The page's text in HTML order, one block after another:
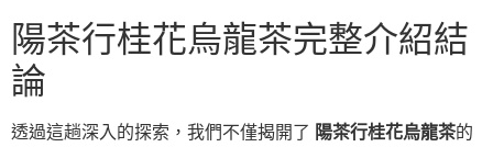
陽茶行桂花烏龍茶完整介紹結
論
透過這趟深入的探索，我們不僅揭開了 陽茶行桂花烏龍茶的